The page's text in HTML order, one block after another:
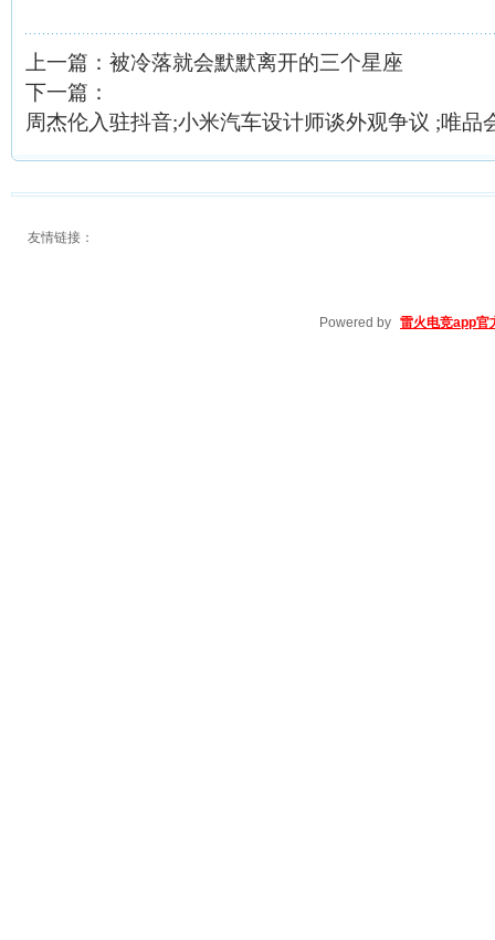
上一篇： 被冷落就会默默离开的三个星座
下一篇：
周杰伦入驻抖音;小米汽车设计师谈外观争议 ;唯品
友情链接：
Powered by 雷火电竞app官